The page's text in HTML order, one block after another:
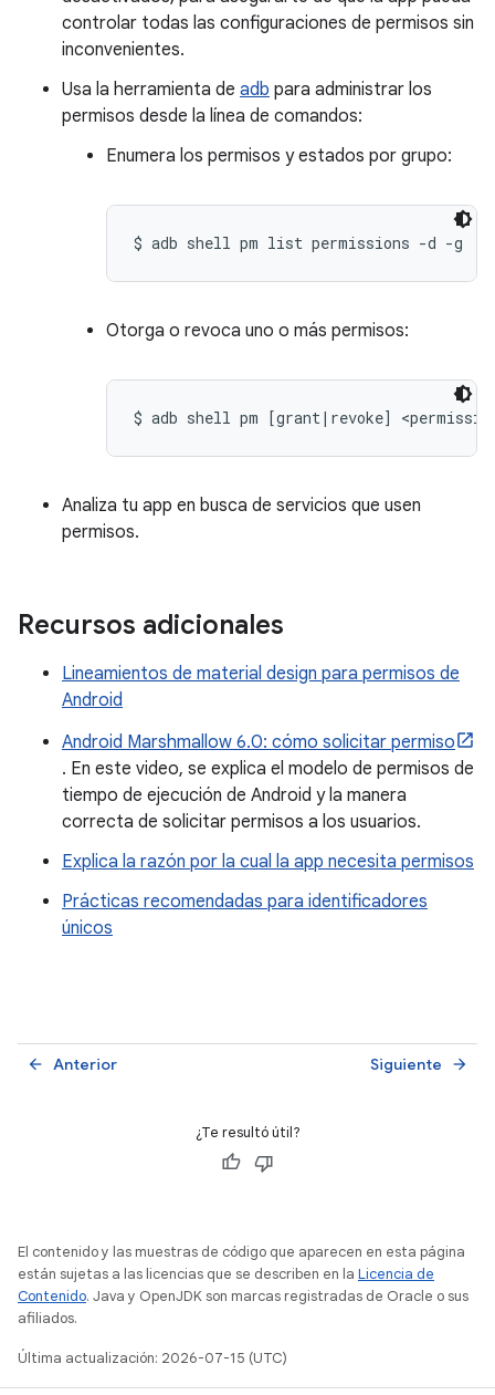
controlar todas las configuraciones de permisos sin
inconvenientes.
Usa la herramienta de adb para administrar los
permisos desde la línea de comandos:
Enumera los permisos y estados por grupo:
$ adb shell pm list permissions -d -g
Otorga o revoca uno o más permisos:
$ adb shell pm [grant|revoke]
Analiza tu app en busca de servicios que usen
permisos.
Recursos adicionales
Lineamientos de material design para permisos de
Android
Android Marshmallow 6.0: cómo solicitar permiso
. En este video, se explica el modelo de permisos de
tiempo de ejecución de Android y la manera
correcta de solicitar permisos a los usuarios.
Explica la razón por la cual la app necesita permisos
Prácticas recomendadas para identificadores
únicos
Anterior
arrow_back Siguiente arrow_forward
¿Te resultó útil?
El contenido y las muestras de código que aparecen en esta página
están sujetas a las licencias que se describen en la Licencia de
Contenido. Java y OpenJDK son marcas registradas de Oracle o sus
afiliados.
Última actualización: 2026-07-15 (UTC)